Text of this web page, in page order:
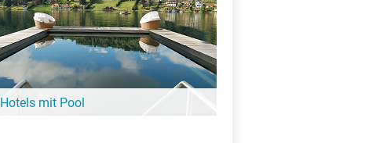
Hotels mit Pool